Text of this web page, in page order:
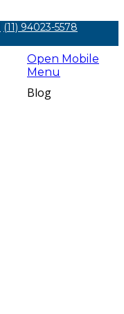
(11) 94023-5578
Open Mobile
Menu
Blog